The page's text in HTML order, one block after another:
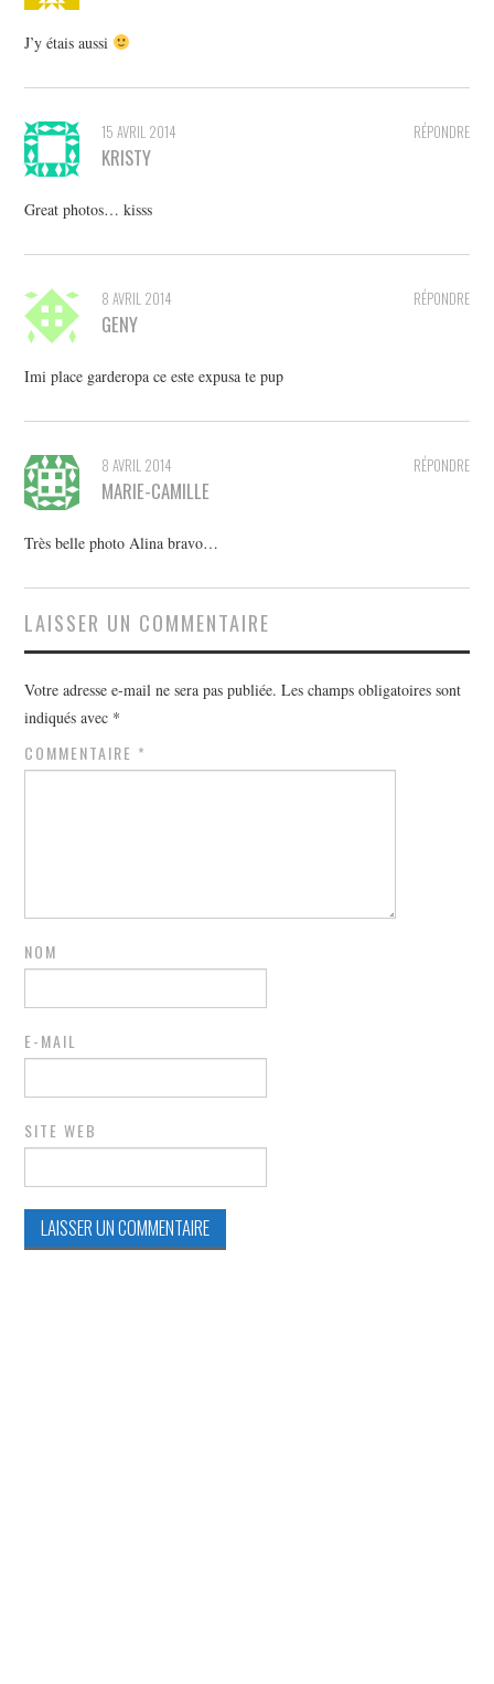
J’y étais aussi
RÉPONDRE
15 AVRIL 2014
KRISTY
Great photos… kisss
RÉPONDRE
8 AVRIL 2014
GENY
Imi place garderopa ce este expusa te pup
RÉPONDRE
8 AVRIL 2014
MARIE-CAMILLE
Très belle photo Alina bravo…
LAISSER UN COMMENTAIRE
Votre adresse e-mail ne sera pas publiée. Les champs obligatoires sont
indiqués avec *
COMMENTAIRE *
NOM
E-MAIL
SITE WEB